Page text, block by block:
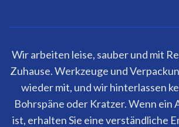
Wir arbeiten leise, sauber und mit
Zuhause. Werkzeuge und
wieder mit, und wir hinterlassen
Bohrspäne oder Kratzer. Wenn ein
ist, erhalten Sie eine verständliche